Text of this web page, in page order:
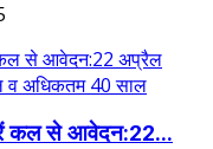
कल से आवेदन:22...